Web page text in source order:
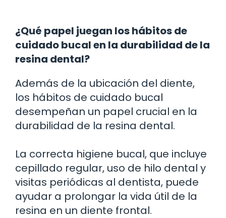
¿Qué papel juegan los hábitos de
cuidado bucal en la durabilidad de la
resina dental?
Además de la ubicación del diente,
los hábitos de cuidado bucal
desempeñan un papel crucial en la
durabilidad de la resina dental.
La correcta higiene bucal, que incluye
cepillado regular, uso de hilo dental y
visitas periódicas al dentista, puede
ayudar a prolongar la vida útil de la
resina en un diente frontal.